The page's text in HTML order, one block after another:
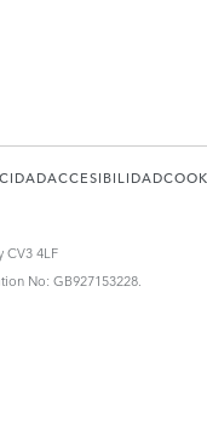
ACCESIBILIDAD
CV3 4LF
No: GB927153228.